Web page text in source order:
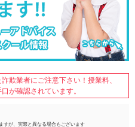
欺業者にご注意下さい！授業料、
が確認されています。
すが、実際と異なる場合もございます